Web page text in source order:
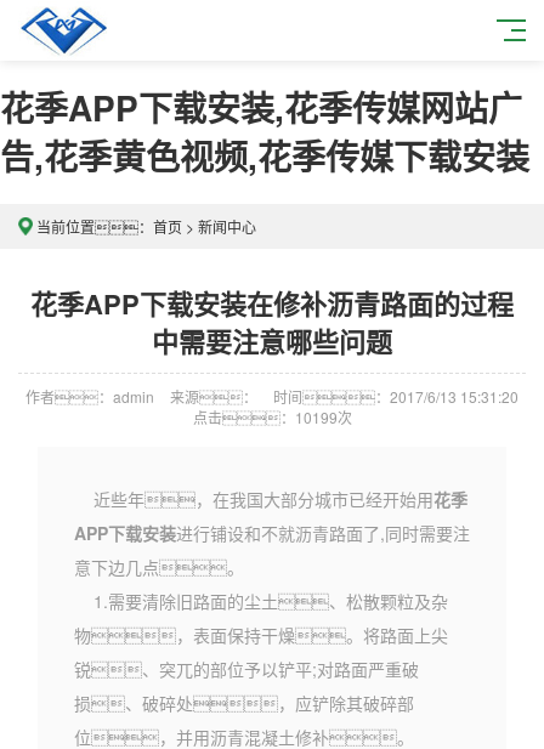
花季APP下载安装,花季传媒网站广
告,花季黄色视频,花季传媒下载安装
当前位置： 首页 > 新闻中心
花季APP下载安装在修补沥青路面的过程
中需要注意哪些问题
作者：admin 来源：
时间：2017/6/13 15:31:20
点击： 10199次
近些年，在我国大部分城市已经开始用花季
APP下载安装进行铺设和不就沥青路面了,同时需要注
意下边几点。
1.需要清除旧路面的尘土、松散颗粒及杂
物，表面保持干燥。将路面上尖
锐、突兀的部位予以铲平;对路面严重破
损、破碎处，应铲除其破碎部
位，并用沥青混凝土修补。